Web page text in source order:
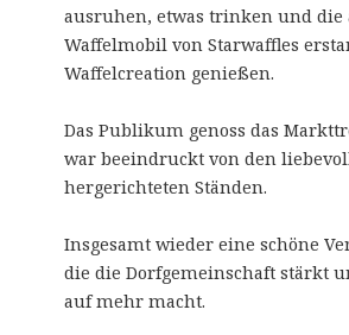
ausruhen, etwas trinken und die
Waffelmobil von Starwaffles
Waffelcreation genießen.
Das Publikum genoss das
war beeindruckt von den
hergerichteten Ständen.
Insgesamt wieder eine schöne
die die Dorfgemeinschaft stärkt
auf mehr macht.